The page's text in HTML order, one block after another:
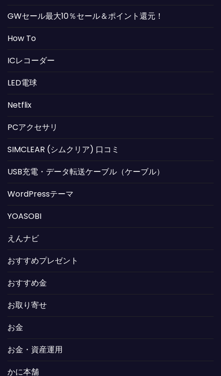
GWセール最大10％セール＆ポイント還元！
How To
ICレコーダー
LED電球
Netflix
PCアクセサリ
SIMCLEAR (シムクリア) 口コミ
USB充電・データ転送ケーブル（ケーブル）
WordPressテーマ
YOASOBI
えんナビ
おすすめプレゼント
おすすめ金
お取り寄せ
お金
お金・資産運用
かに本舗